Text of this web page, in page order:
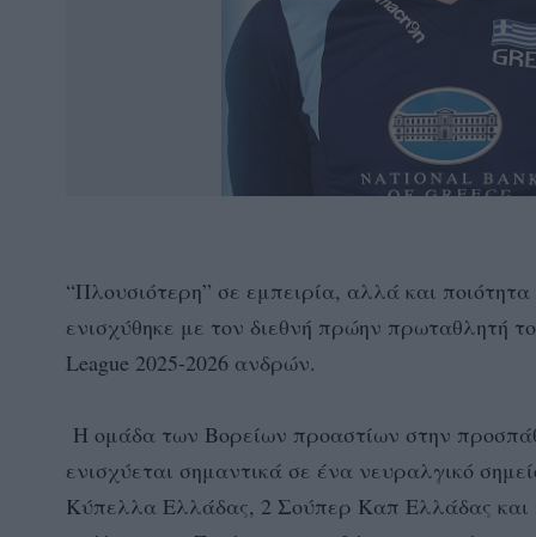
“Πλουσιότερη” σε εμπειρία, αλλά και
ενισχύθηκε με τον διεθνή πρώην πρωταθλητή
League 2025-2026 ανδρών.
Η ομάδα των Βορείων προαστίων στην
ενισχύεται σημαντικά σε ένα νευραλγικό
Κύπελλα Ελλάδας, 2 Σούπερ Καπ Ελλάδας και